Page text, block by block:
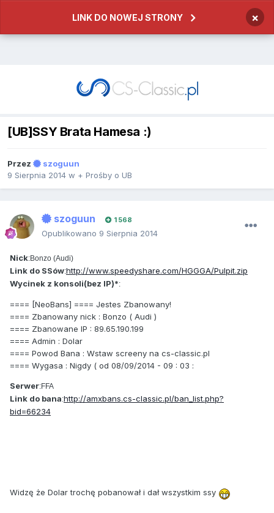
LINK DO NOWEJ STRONY ×
[UB]SSY Brata Hamesa :)
Przez
szoguun
9 Sierpnia 2014 w + Prośby o UB
szoguun 1 568
Opublikowano 9 Sierpnia 2014
Nick:Bonzo (Audi)
Link do SSów:http://www.speedyshare.com/HGGGA/Pulpit.zip
Wycinek z konsoli(bez IP)*:
==== [NeoBans] ==== Jestes Zbanowany!
==== Zbanowany nick : Bonzo ( Audi )
==== Zbanowane IP : 89.65.190.199
==== Admin : Dolar
==== Powod Bana : Wstaw screeny na cs-classic.pl
==== Wygasa : Nigdy ( od 08/09/2014 - 09 : 03 :
Serwer:FFA
Link do bana:http://amxbans.cs-classic.pl/ban_list.php?
bid=66234
Widzę że Dolar trochę pobanował i dał wszystkim ssy